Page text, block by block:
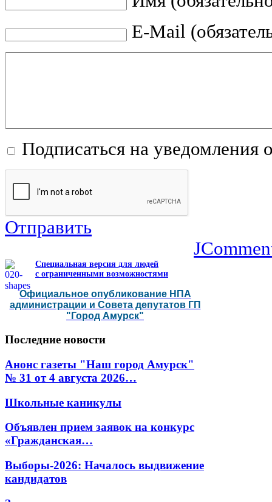
E-Mail
Подписаться на уведомления
Отправить
Специальная версия для людей
с ограниченными возможностями
Официальное опубликование НПА
администрации и Совета депутатов ГП
"Город Амурск"
Последние новости
Анонс газеты "Наш город Амурск"
№ 31 от 4 августа 2026…
Школьные каникулы
Объявлен прием заявок на конкурс
«Гражданская…
Выборы-2026: Началось выдвижение
кандидатов